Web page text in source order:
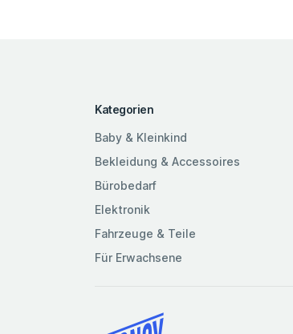
Kategorien
Baby & Kleinkind
Bekleidung & Accessoires
Bürobedarf
Elektronik
Fahrzeuge & Teile
Für Erwachsene